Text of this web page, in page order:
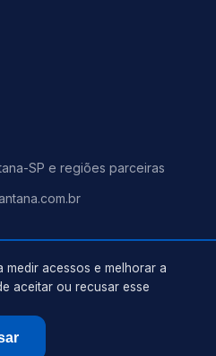
SP e regiões parceiras
reservados.
medir acessos e melhorar a
aceitar ou recusar esse